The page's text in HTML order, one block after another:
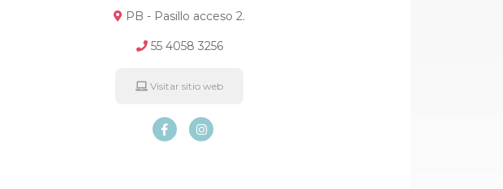
PB - Pasillo acceso 2.
55 4058 3256
Visitar sitio web